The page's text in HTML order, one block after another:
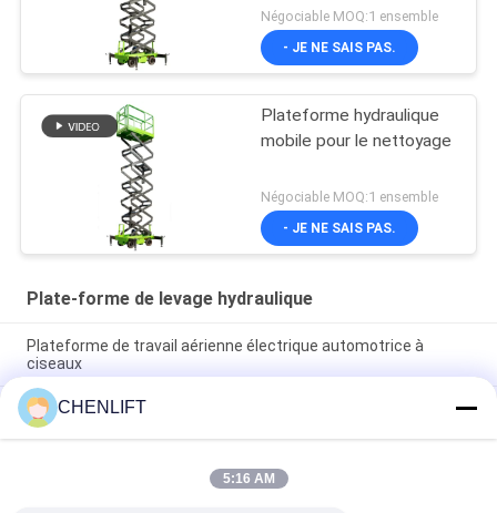
plateforme d'extension
Négociable MOQ:1 ensemble
- JE NE SAIS PAS.
Plateforme hydraulique
mobile pour le nettoyage
Négociable MOQ:1 ensemble
- JE NE SAIS PAS.
Plate-forme de levage hydraulique
Plateforme de travail aérienne électrique automotrice à
ciseaux
Plateforme hydraulique de 10 m élévateur électrique à
ciseaux autopropulsé avec plateforme d'extension 450 kg de
charge
Plateforme de levage hydraulique de 10 mètres Plateforme de
CHENLIFT
5:16 AM